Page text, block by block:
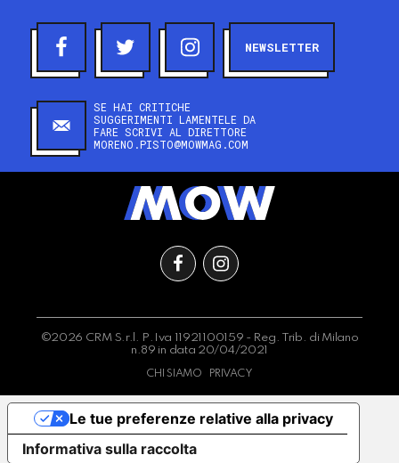
NEWSLETTER
SE HAI CRITICHE
SUGGERIMENTI LAMENTELE DA
FARE SCRIVI AL DIRETTORE
MORENO.PISTO@MOWMAG.COM
©2026 CRM S.r.l. P.Iva 11921100159 - Reg. Trib. di Milano
n.89 in data 20/04/2021
CHI SIAMO PRIVACY
Informativa sulla raccolta
Le tue preferenze relative alla privacy